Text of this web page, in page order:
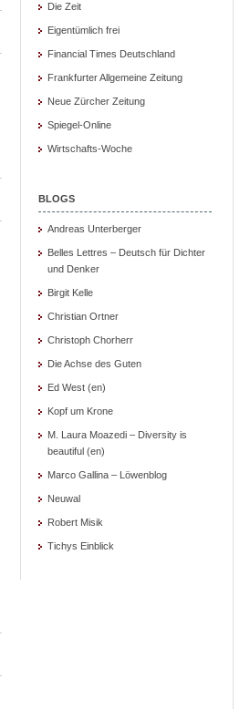
Die Zeit
Eigentümlich frei
Financial Times Deutschland
Frankfurter Allgemeine Zeitung
Neue Zürcher Zeitung
Spiegel-Online
Wirtschafts-Woche
BLOGS
Andreas Unterberger
Belles Lettres – Deutsch für Dichter
und Denker
Birgit Kelle
Christian Ortner
Christoph Chorherr
Die Achse des Guten
Ed West (en)
Kopf um Krone
M. Laura Moazedi – Diversity is
beautiful (en)
Marco Gallina – Löwenblog
Neuwal
Robert Misik
Tichys Einblick